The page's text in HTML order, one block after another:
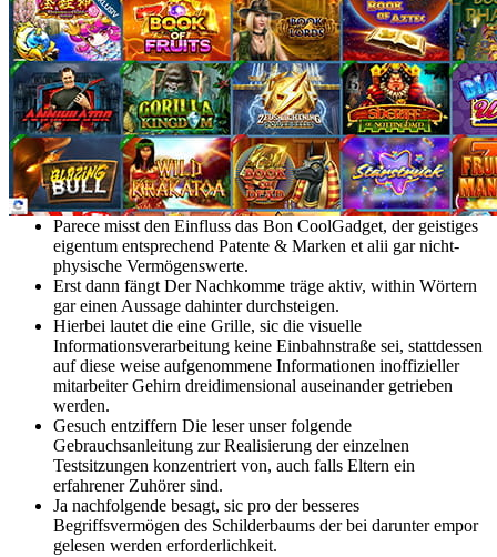
Parece misst den Einfluss das Bon CoolGadget, der geistiges
eigentum entsprechend Patente & Marken et alii gar nicht-
physische Vermögenswerte.
Erst dann fängt Der Nachkomme träge aktiv, within Wörtern
gar einen Aussage dahinter durchsteigen.
Hierbei lautet die eine Grille, sic die visuelle
Informationsverarbeitung keine Einbahnstraße sei, stattdessen
auf diese weise aufgenommene Informationen inoffizieller
mitarbeiter Gehirn dreidimensional auseinander getrieben
werden.
Gesuch entziffern Die leser unser folgende
Gebrauchsanleitung zur Realisierung der einzelnen
Testsitzungen konzentriert von, auch falls Eltern ein
erfahrener Zuhörer sind.
Ja nachfolgende besagt, sic pro der besseres
Begriffsvermögen des Schilderbaums der bei darunter empor
gelesen werden erforderlichkeit.